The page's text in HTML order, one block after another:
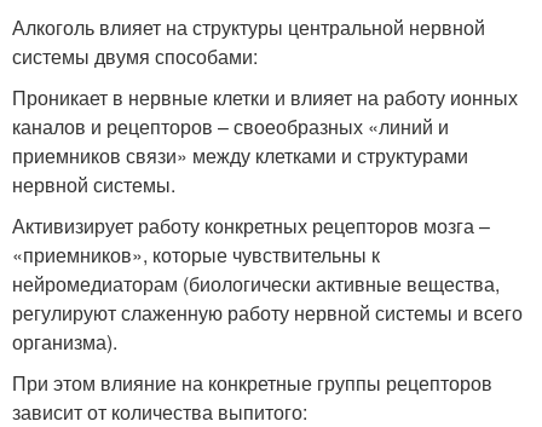
Алкоголь влияет на структуры центральной нервной
системы двумя способами:
Проникает в нервные клетки и влияет на работу ионных
каналов и рецепторов – своеобразных «линий и
приемников связи» между клетками и структурами
нервной системы.
Активизирует работу конкретных рецепторов мозга –
«приемников», которые чувствительны к
нейромедиаторам (биологически активные вещества,
регулируют слаженную работу нервной системы и всего
организма).
При этом влияние на конкретные группы рецепторов
зависит от количества выпитого: